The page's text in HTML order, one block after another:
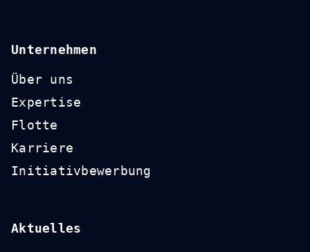
Unternehmen
Über uns
Expertise
Flotte
Karriere
Initiativbewerbung
Aktuelles